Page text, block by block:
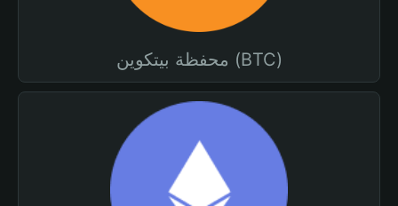
محفظة بيتكوين (BTC)